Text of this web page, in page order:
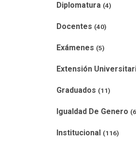
Diplomatura (4)
Docentes (40)
Exámenes (5)
Extensión
Graduados (11)
Igualdad De Genero
Institucional (116)